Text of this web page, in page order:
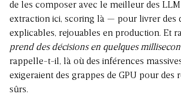
de les composer avec le meilleur des
extraction ici, scoring là — pour livrer des
explicables, rejouables en production. Et
prend des décisions en quelques
rappelle-t-il, là où des inférences
exigeraient des grappes de GPU pour des
sûrs.